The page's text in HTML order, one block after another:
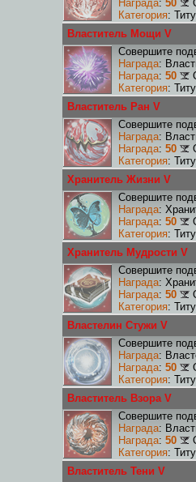
Награда: 50
Категория:
Властитель Мощи V
Совершите
Награда:
Награда: 50
Категория:
Властитель Ран V
Совершите
Награда:
Награда: 50
Категория:
Хранитель Жизни V
Совершите
Награда:
Награда: 50
Категория:
Хранитель Мудрости V
Совершите
Награда:
Награда: 50
Категория:
Властелин Стужи V
Совершите
Награда:
Награда: 50
Категория:
Властитель Взора V
Совершите
Награда:
Награда: 50
Категория:
Властитель Тени V